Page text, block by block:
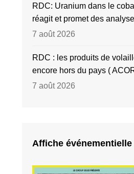
RDC: Uranium dans le
réagit et promet des
7 août 2026
RDC : les produits de
encore hors du pays (
7 août 2026
Affiche événementielle